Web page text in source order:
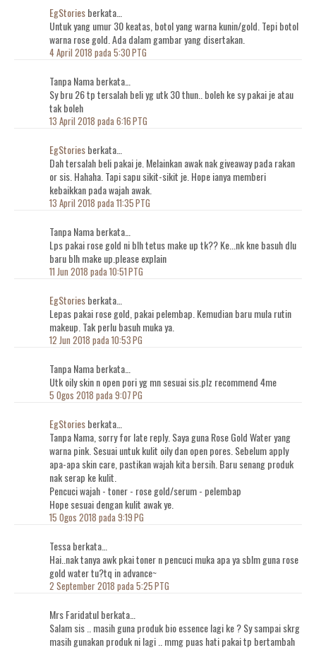
EgStoriesberkata…
Untuk yang umur 30 keatas, botol yang warna kunin/gold. Tepi botol
warna rose gold. Ada dalam gambar yang disertakan.
4 April 2018 pada 5:30 PTG
Tanpa Nama berkata…
Sy bru 26 tp tersalah beli yg utk 30 thun.. boleh ke sy pakai je atau
tak boleh
13 April 2018 pada 6:16 PTG
EgStoriesberkata…
Dah tersalah beli pakai je. Melainkan awak nak giveaway pada rakan
or sis. Hahaha. Tapi sapu sikit-sikit je. Hope ianya memberi
kebaikkan pada wajah awak.
13 April 2018 pada 11:35 PTG
Tanpa Nama berkata…
Lps pakai rose gold ni blh tetus make up tk?? Ke...nk kne basuh dlu
baru blh make up.please explain
11 Jun 2018 pada 10:51 PTG
EgStoriesberkata…
Lepas pakai rose gold, pakai pelembap. Kemudian baru mula rutin
makeup. Tak perlu basuh muka ya.
12 Jun 2018 pada 10:53 PG
Tanpa Nama berkata…
Utk oily skin n open pori yg mn sesuai sis.plz recommend 4me
5 Ogos 2018 pada 9:07 PG
EgStoriesberkata…
Tanpa Nama, sorry for late reply. Saya guna Rose Gold Water yang
warna pink. Sesuai untuk kulit oily dan open pores. Sebelum apply
apa-apa skin care, pastikan wajah kita bersih. Baru senang produk
nak serap ke kulit.
Pencuci wajah - toner - rose gold/serum - pelembap
Hope sesuai dengan kulit awak ye.
15 Ogos 2018 pada 9:19 PG
Tessa berkata…
Hai..nak tanya awk pkai toner n pencuci muka apa ya sblm guna rose
gold water tu?tq in advance~
2 September 2018 pada 5:25 PTG
Mrs Faridatul berkata…
Salam sis .. masih guna produk bio essence lagi ke ? Sy sampai skrg
masih gunakan produk ni lagi .. mmg puas hati pakai tp bertambah